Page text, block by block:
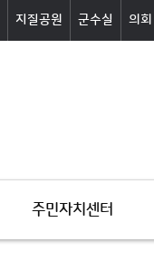
지질공원 군수실 의회
주민자치센터